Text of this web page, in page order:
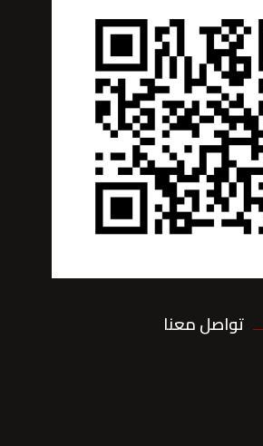
تواصل معنا